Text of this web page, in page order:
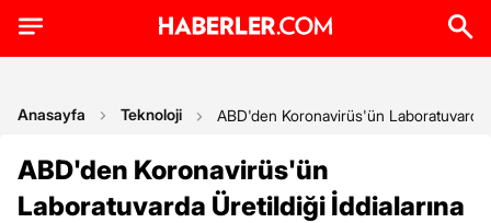
Anasayfa Teknoloji ABD'den Koronavirüs'ün Laboratuvarda
ABD'den Koronavirüs'ün
Laboratuvarda Üretildiği İddialarına